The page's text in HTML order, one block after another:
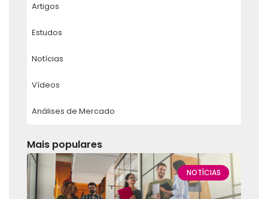
Artigos
Estudos
Notícias
Vídeos
Análises de Mercado
Mais populares
NOTÍCIAS